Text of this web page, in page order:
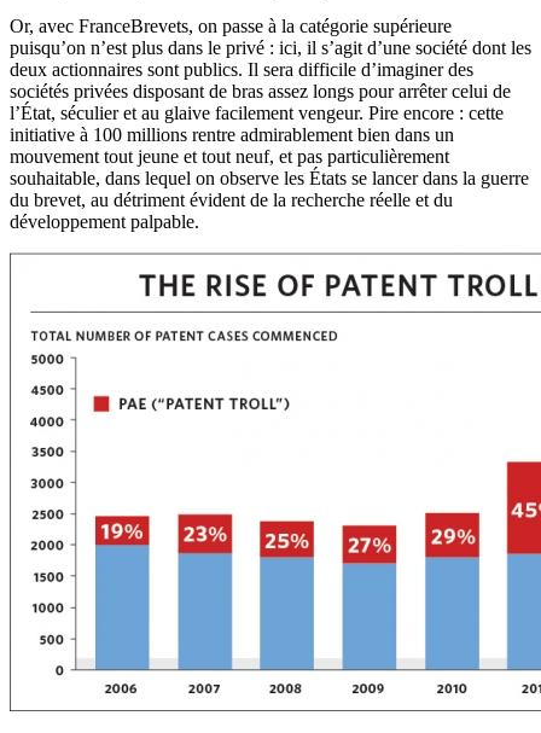
Or, avec FranceBrevets, on passe à la catégorie supérieure
puisqu’on n’est plus dans le privé : ici, il s’agit d’une société dont les
deux actionnaires sont publics. Il sera difficile d’imaginer des
sociétés privées disposant de bras assez longs pour arrêter celui de
l’État, séculier et au glaive facilement vengeur. Pire encore : cette
initiative à 100 millions rentre admirablement bien dans un
mouvement tout jeune et tout neuf, et pas particulièrement
souhaitable, dans lequel on observe les États se lancer dans la guerre
du brevet, au détriment évident de la recherche réelle et du
développement palpable.